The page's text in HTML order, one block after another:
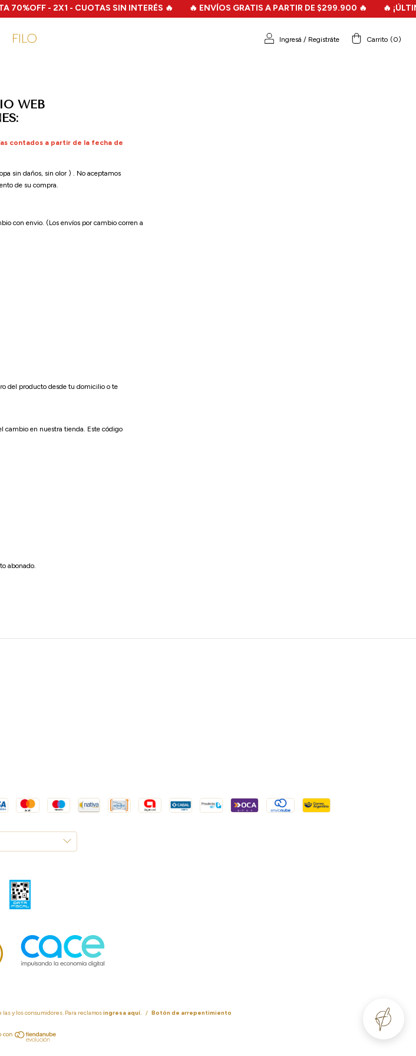
- 2X1 - CUOTAS SIN INTERÉS 🔥 🔥 ENVÍOS GRATIS A PARTIR DE $299.900 🔥 🔥
Ingresá / Registráte Carrito (0)
WEB
contados a partir de la fecha de
sin daños, sin olor ) . No aceptamos
de su compra.
con envio. (Los envíos por cambio corren a
del producto desde tu domicilio o te
cambio en nuestra tienda. Este código
abonado.
las y los consumidores. Para reclamosingresa aquí. / Botón de arrepentimiento